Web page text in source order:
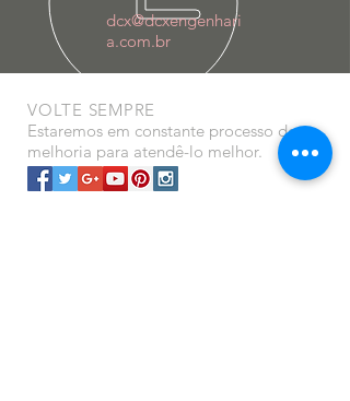
dcx@dcxengenhari
a.com.br
VOLTE SEMPRE
Estaremos em constante processo de
melhoria para atendê-lo melhor.